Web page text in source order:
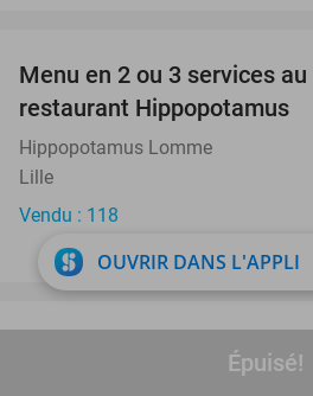
Épuisé!
Menu en 2 ou 3 services
restaurant Hippopotamus
Hippopotamus Lomme
Lille
Vendu : 118
Entrée à la journée au parc
nourriture et boissons à
OUVRIR DANS L'APPLI